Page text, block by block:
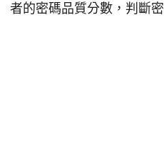
者的密碼品質分數，判斷